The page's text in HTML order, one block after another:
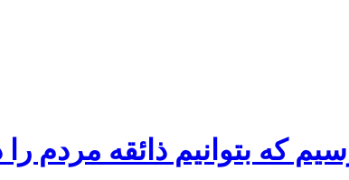
که بتوانیم ذائقه